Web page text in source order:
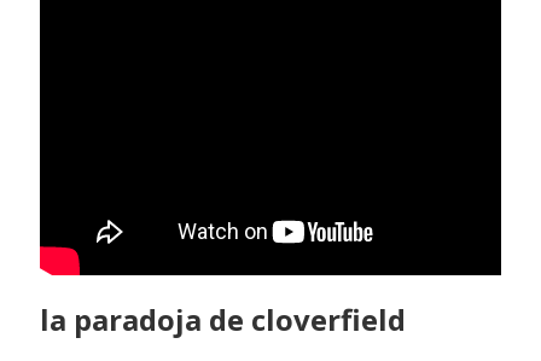
la paradoja de cloverfield